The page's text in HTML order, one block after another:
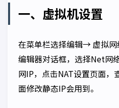
一、虚拟机设置
在菜单栏选择编辑→ 虚拟
编辑器对话框，选择Net网
网IP，点击NAT设置页面，
面修改静态IP会用到。